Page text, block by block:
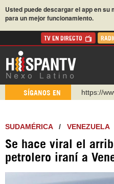
Usted puede descargar el app en su
para un mejor funcionamiento.
TV EN DIRECTO
SÍGANOS EN
https://
http://
https://
https://
SUDAMÉRICA/ VENEZUELA
Se hace viral el
petrolero iraní a